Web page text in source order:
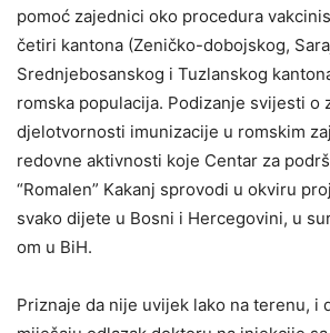
pomoć zajednici oko procedura
četiri kantona (Zeničko-dobojskog,
Srednjebosanskog i Tuzlanskog
romska populacija. Podizanje svijesti o
djelotvornosti imunizacije u romskim
redovne aktivnosti koje Centar za
“Romalen” Kakanj sprovodi u okviru
svako dijete u Bosni i Hercegovini, u
om u BiH.
Priznaje da nije uvijek lako na terenu, i